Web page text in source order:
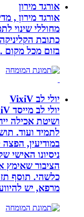
אורגד מירון
אורגד מירון ,
מחוללי שינוי
בזום מכל מקום .
יולי לב VixiV
ושיטת אכילה
לתמיד ועוד. תושב
במודיעין, הפצה
הציבור שאימץ
כלשהי. תוסף
מרפא, יש